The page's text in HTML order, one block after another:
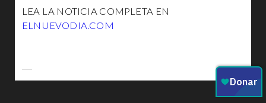
LEA LA NOTICIA COMPLETA EN
ELNUEVODIA.COM